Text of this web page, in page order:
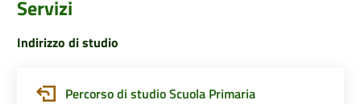
Servizi
Indirizzo di studio
Percorso di studio Scuola Primaria